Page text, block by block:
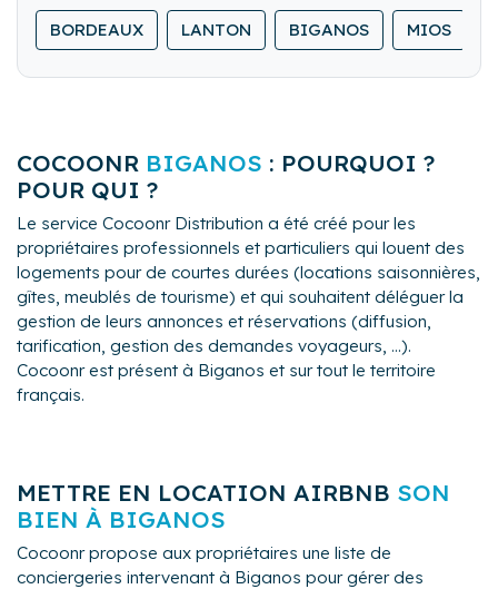
et d'agrandissement, ménages et blanchisserie, état
des lieux, accueil des voyageurs, communication,
BORDEAUX LANTON BIGANOS MIOS
COCOONR BIGANOS : POURQUOI ?
POUR QUI ?
Le service Cocoonr Distribution a été créé pour les
propriétaires professionnels et particuliers qui louent des
logements pour de courtes durées (locations saisonnières,
gîtes, meublés de tourisme) et qui souhaitent déléguer la
gestion de leurs annonces et réservations (diffusion,
tarification, gestion des demandes voyageurs, ...).
Cocoonr est présent à Biganos et sur tout le territoire
français.
METTRE EN LOCATION AIRBNB SON
BIEN À BIGANOS
Cocoonr propose aux propriétaires une liste de
conciergeries intervenant à Biganos pour gérer des